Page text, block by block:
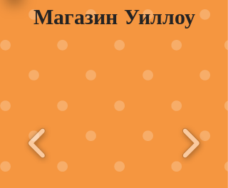
Магазин Уиллоу